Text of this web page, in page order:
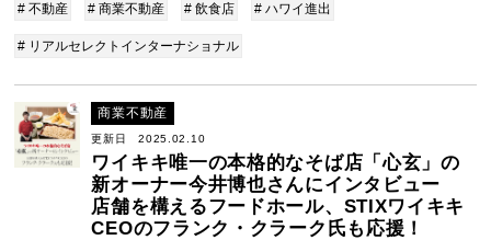
# 不動産 # 商業不動産 # 飲食店 # ハワイ進出
# リアルセレクトインターナショナル
商業不動産
更新日 2025.02.10
ワイキキ唯一の本格的なそば店「心玄」の
新オーナー今井博也さんにインタビュー
店舗を構えるフードホール、STIXワイキキ
CEOのフランク・クラーク氏も応援！